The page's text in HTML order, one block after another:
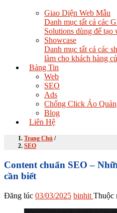
Giao Diện Web Mẫu
Danh mục tất cả các
Solutions dùng để tạo
Showcase
Danh mục tất cả các
làm cho khách hàng
Bảng Tin
Web
SEO
Ads
Chống Click Ảo
Blog
Liên Hệ
Trang Chủ /
SEO
Content chuẩn SEO –
cần biết
Đăng lúc 03/03/2025 binhit Thuộc